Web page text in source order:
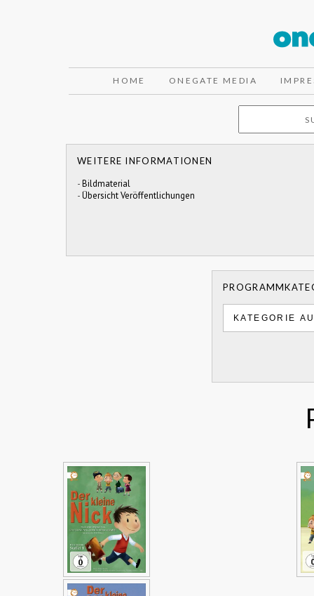
HOME ONEGATE MEDIA
WEITERE INFORMATIONEN
-Bildmaterial
-Übersicht Veröffentlichungen